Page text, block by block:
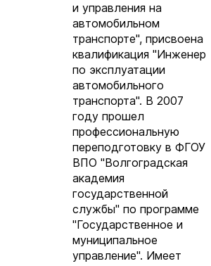
и управления на
автомобильном
транспорте", присвоена
квалификация "Инженер
по эксплуатации
автомобильного
транспорта". В 2007
году прошел
профессиональную
переподготовку в ФГОУ
ВПО "Волгоградская
академия
государственной
службы" по программе
"Государственное и
муниципальное
управление". Имеет